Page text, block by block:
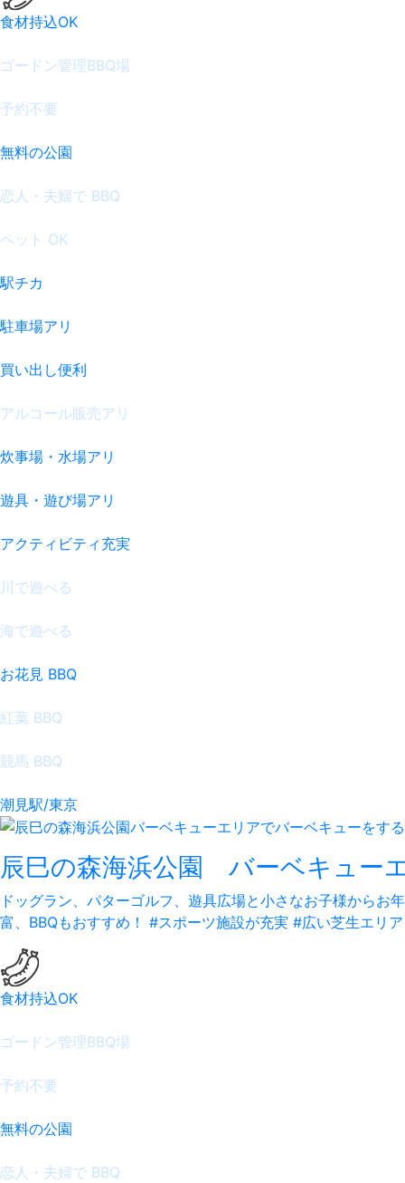
食材持込OK
ゴードン管理BBQ場
予約不要
無料の公園
恋人・夫婦で BBQ
ペット OK
駅チカ
駐車場アリ
買い出し便利
アルコール販売アリ
炊事場・水場アリ
遊具・遊び場アリ
アクティビティ充実
川で遊べる
海で遊べる
お花見 BBQ
紅葉 BBQ
競馬 BBQ
潮見駅/東京
辰巳の森海浜公園 バーベキュー
ドッグラン、パターゴルフ、遊具広場と小さなお子様からお
富、BBQもおすすめ！ #スポーツ施設が充実 #広い芝生エリア
食材持込OK
ゴードン管理BBQ場
予約不要
無料の公園
恋人・夫婦で BBQ